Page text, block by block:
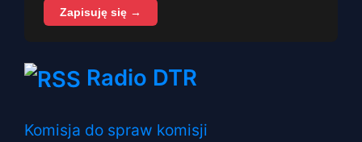
Zapisuję się →
Radio DTR
Komisja do spraw komisji